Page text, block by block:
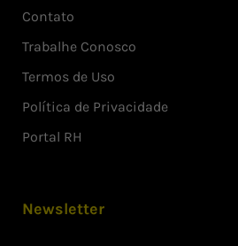
Contato
Trabalhe Conosco
Termos de Uso
Política de Privacidade
Portal RH
Newsletter